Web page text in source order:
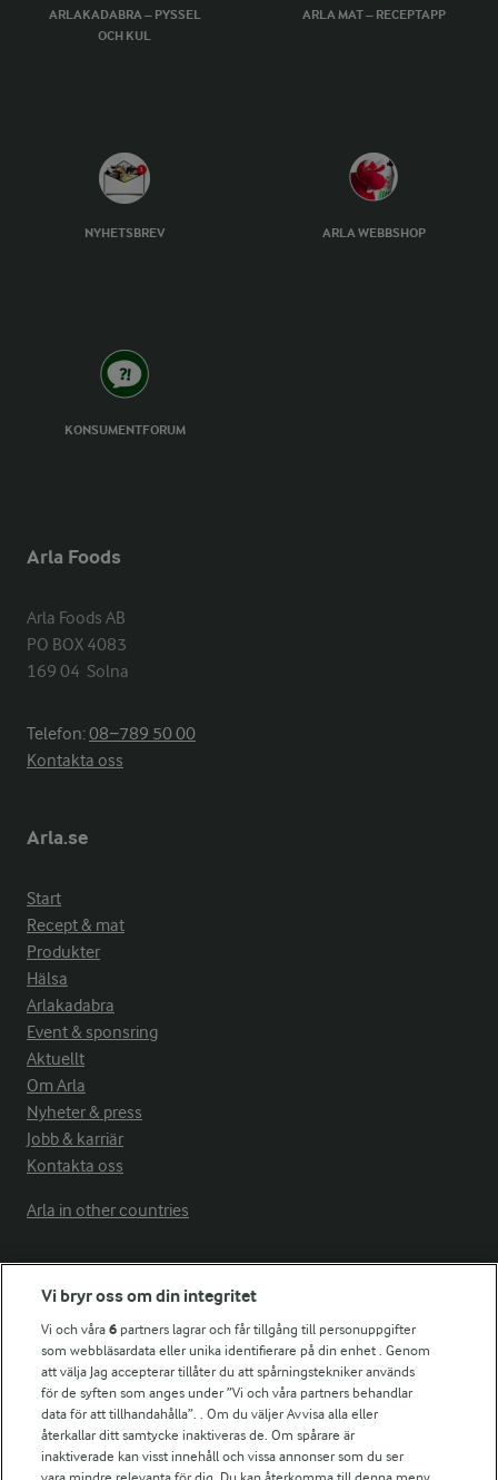
ARLAKADABRA – PYSSEL
OCH KUL
ARLA MAT – RECEPTAPP
NYHETSBREV ARLA WEBBSHOP
KONSUMENTFORUM
Arla Foods
Arla Foods AB
PO BOX 4083
169 04  Solna
Telefon:08−789 50 00
Kontakta oss
Arla.se
Start
Recept & mat
Produkter
Hälsa
Arlakadabra
Event & sponsring
Aktuellt
Om Arla
Nyheter & press
Jobb & karriär
Kontakta oss
Arla in other countries
Fler Arlasajter
För ägare
Arlas kundportal
Arla.com
Falbygdens Ost
Arla webbshop
Vi bryr oss om din integritet
Vi och våra6 partners lagrar och får tillgång till personuppgifter
som webbläsardata eller unika identifierare på din enhet . Genom
att välja Jag accepterar tillåter du att spårningstekniker används
för de syften som anges under ”Vi och våra partners behandlar
data för att tillhandahålla”. . Om du väljer Avvisa alla eller
återkallar ditt samtycke inaktiveras de. Om spårare är
inaktiverade kan visst innehåll och vissa annonser som du ser